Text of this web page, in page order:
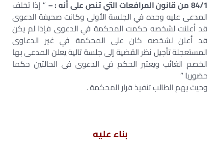
84/1 من قانون المرافعات التي تنص على أنه : –
” إذا تخلف
المدعى عليه وحده في الجلسة الأولى وكانت صحيفة الدعوى
قد أعلنت لشخصه حكمت المحكمة في الدعوى فإذا لم يكن
قد أعلن لشخصه كان على المحكمة في غير الدعاوى
المستعجلة تأجيل نظر القضية إلى جلسة تالية يعلن المدعى بها
الخصم الغائب ويعتبر الحكم في الدعوى فى الحالتين حكما
حضوريا ”
وحيث يهم الطالب تنفيذ قرار المحكمة .
بناء عليه